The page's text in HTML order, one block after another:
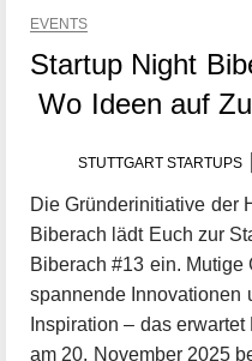
EVENTS
Startup Night
Wo Ideen auf
STUTTGART STARTUPS
Die Gründerinitiative der
Biberach lädt Euch zur
Biberach #13 ein. Mutige
spannende Innovationen
Inspiration – das
am 20. November 2025